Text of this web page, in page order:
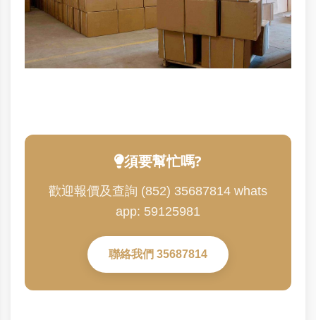
須要幫忙嗎?
歡迎報價及查詢 (852) 35687814 whats
app: 59125981
聯絡我們 35687814